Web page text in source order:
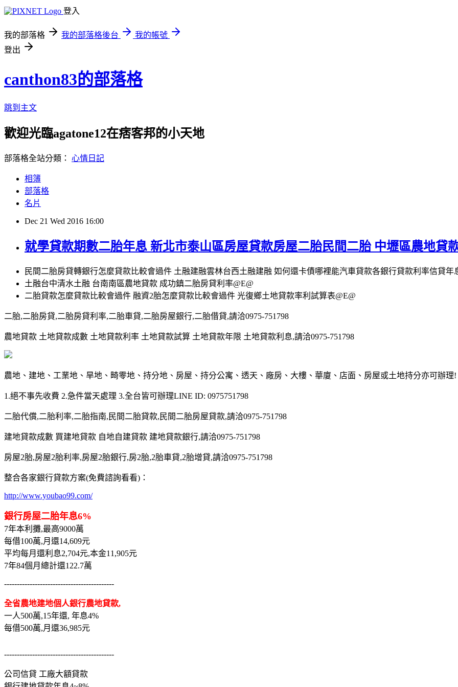
登入
我的部落格 我的部落格後台
我的帳號
登出
canthon83的部落格
跳到主文
歡迎光臨agatone12在痞客邦的小天地
部落格全站分類： 心情日記
相簿
部落格
名片
Dec 21 Wed 2016 16:00
就學貸款期數二胎年息 新北市泰山區房屋貸款房屋二胎民間二胎 中壢區農地貸
民間二胎房貸轉銀行怎麼貸款比較會過件 土融建融雲林台西土融建融 如何還卡債哪裡能汽車貸款各銀行貸款利率信貸年
土融台中清水土融 台南南區農地貸款 成功鎮二胎房貸利率@E@
二胎貸款怎麼貸款比較會過件 融資2胎怎麼貸款比較會過件 光復鄉土地貸款率利試算表@E@
二胎,二胎房貸,二胎房貸利率,二胎車貸,二胎房屋銀行,二胎借貸,請洽0975-751798
農地貸款 土地貸款成數 土地貸款利率 土地貸款試算 土地貸款年限 土地貸款利息,請洽0975-751798
農地、建地、工業地、旱地、畸零地、持分地、房屋、持分公寓、透天、廠房、大樓、華廈、店面、房屋或土地持分亦可辦理!
1.絕不事先收費 2.急件當天處理 3.全台皆可辦理LINE ID: 0975751798
二胎代償,二胎利率,二胎指南,民間二胎貸款,民間二胎房屋貸款,請洽0975-751798
建地貸款成數 買建地貸款 自地自建貸款 建地貸款銀行,請洽0975-751798
房屋2胎,房屋2胎利率,房屋2胎銀行,房2胎,2胎車貸,2胎增貸,請洽0975-751798
整合各家銀行貸款方案(免費諮詢看看)：
http://www.youbao99.com/
銀行房屋二胎年息6%
7年本利攤,最高9000萬
每借100萬,月還14,609元
平均每月還利息2,704元,本金11,905元
7年84個月總計還122.7萬
-------------------------------------------
全省農地建地個人銀行農地貸款,
一人500萬,15年還, 年息4%
每借500萬,月還36,985元
-------------------------------------------
公司信貸 工廠大額貸款